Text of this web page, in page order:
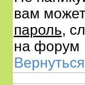
вам
пароль,
на форум